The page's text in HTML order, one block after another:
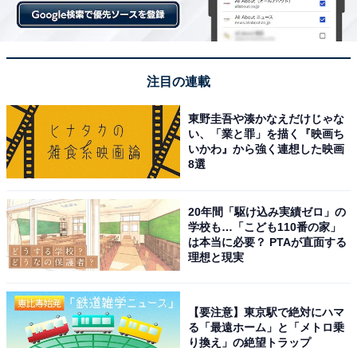
※回答者のコメントは原文ママです
注目の連載
東野圭吾や湊かなえだけじゃな
い、「業と罪」を描く『映画ち
いかわ』から強く連想した映画
8選
20年間「駆け込み実績ゼロ」の
学校も…「こども110番の家」
は本当に必要？ PTAが直面する
理想と現実
【要注意】東京駅で絶対にハマ
る「最遠ホーム」と「メトロ乗
り換え」の絶望トラップ